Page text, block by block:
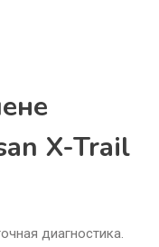
X-Trail
диагностика.